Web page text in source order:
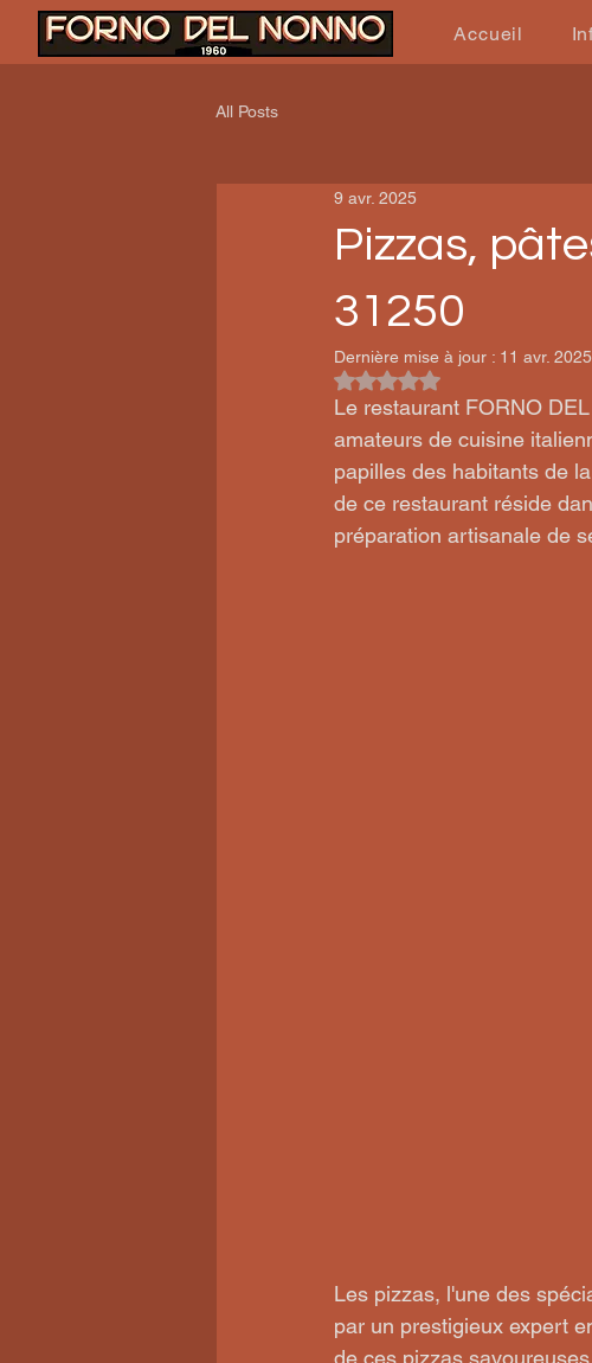
Accueil
All Posts
Pizzas,
31250
9 avr. 2025
Dernière mise à jour : 11 avr. 2025
Noté NaN étoiles sur 5.
Le restaurant FORNO
amateurs de cuisine
papilles des habitants de
de ce restaurant réside
préparation artisanale de
Les pizzas, l'une des
par un prestigieux expert
de ces pizzas